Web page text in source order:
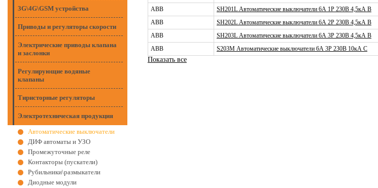
3G\4G\GSM устройства
Приводы и регуляторы скорости
Электрические приводы клапана
и заслонки
Регулирующие водяные
клапаны
Тиристорные регуляторы
Электротехническая продукция
Автоматические выключатели
ДИФ автоматы и УЗО
Промежуточные реле
Контакторы (пускатели)
Рубильники\размыкатели
Диодные модули
ABB
SH201L Автоматические выключатели 6А 1P 230В 4,5кА B
ABB
SH202L Автоматические выключатели 6А 2P 230В 4,5кА B
ABB
SH203L Автоматические выключатели 6А 3P 230В 4,5кА B
ABB
S203M Автоматические выключатели 6А 3P 230В 10кА C
Показать все